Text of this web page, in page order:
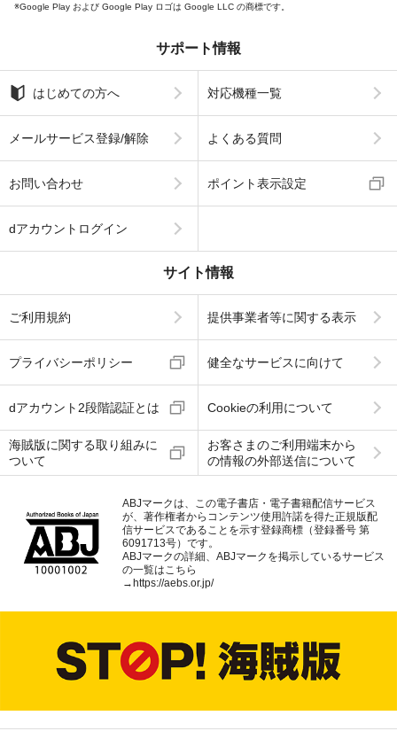
Google Play および Google Play ロゴは Google LLC の商標です。
サポート情報
はじめての方へ 対応機種一覧
メールサービス登録/解除 よくある質問
お問い合わせ ポイント表示設定
dアカウントログイン
サイト情報
ご利用規約 提供事業者等に関する表示
プライバシーポリシー 健全なサービスに向けて
dアカウント2段階認証とは Cookieの利用について
海賊版に関する取り組みに
ついて
お客さまのご利用端末から
の情報の外部送信について
ABJマークは、この電子書店・電子書籍配信サービス
が、著作権者からコンテンツ使用許諾を得た正規版配
信サービスであることを示す登録商標（登録番号 第
6091713号）です。
ABJマークの詳細、ABJマークを掲示しているサービス
の一覧はこちら
→https://aebs.or.jp/